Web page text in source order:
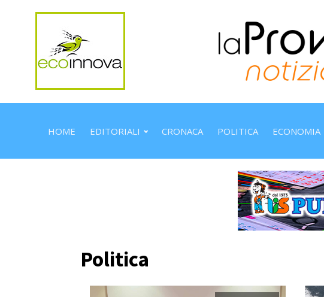
HOME EDITORIALI CRONACA POLITICA ECONOMIA
Politica